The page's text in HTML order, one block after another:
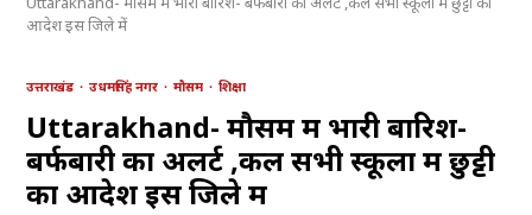
आदेश इस जिले में
उत्तराखंड उधमसिंह नगर मौसम शिक्षा
Uttarakhand- मौसम में भारी बारिश-
बर्फबारी का अलर्ट ,कल सभी स्कूलों में छुट्टी
का आदेश इस जिले में